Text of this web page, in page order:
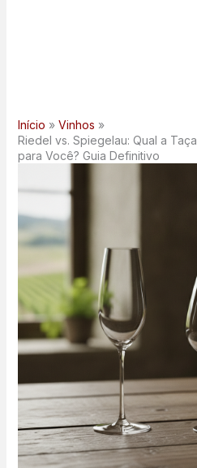
Início
Vinhos
Riedel vs. Spiegelau: Qual a
para Você? Guia Definitivo